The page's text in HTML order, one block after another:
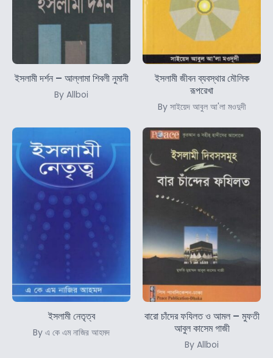
ইসলামী দর্শন – আল্লামা শিবলী নুমানী
By Allboi
ইসলামী জীবন ব্যবস্থার মৌলিক
রূপরেখা
By সাইয়েদ আবুল আ'লা মওদুদী
ইসলামী নেতৃত্ব
By এ কে এম নাজির আহমদ
বারো চাঁদের ফযিলত ও আমল – মুফতী
আবুল কাসেম গাজী
By Allboi